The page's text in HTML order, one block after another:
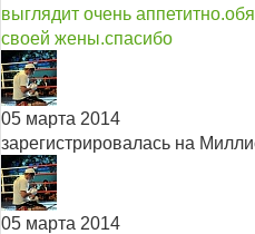
выглядит очень
своей жены.спасибо
05 марта 2014
зарегистрировалась на
05 марта 2014